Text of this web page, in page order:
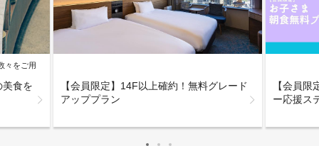
々をご用
食を
【会員限定】14F以上確約！無料グレード
アッププラン
【会員
ー応援ス